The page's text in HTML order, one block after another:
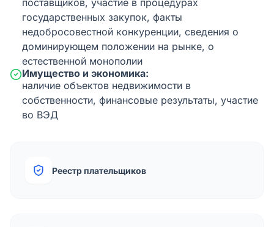
поставщиков, участие в процедурах
государственных закупок, факты
недобросовестной конкуренции, сведения о
доминирующем положении на рынке, о
естественной монополии
Имущество и экономика:
наличие объектов недвижимости в
собственности, финансовые результаты, участие
во ВЭД
Реестр плательщиков